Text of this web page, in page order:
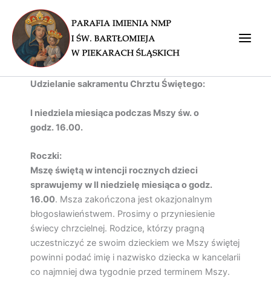
treści
Udzielanie sakramentu Chrztu Świętego:
I niedziela miesiąca podczas Mszy św. o
godz.16.00.
Roczki:
Mszę świętą w intencji rocznych dzieci
sprawujemy w II niedzielę miesiąca ogodz.
16.00. Msza zakończona jest okazjonalnym
błogosławieństwem. Prosimy o przyniesienie
świecy chrzcielnej. Rodzice, którzy pragną
uczestniczyć ze swoim dzieckiem we Mszy świętej
powinni podać imię i nazwisko dziecka w kancelarii
co najmniej dwa tygodnie przed terminem Mszy.